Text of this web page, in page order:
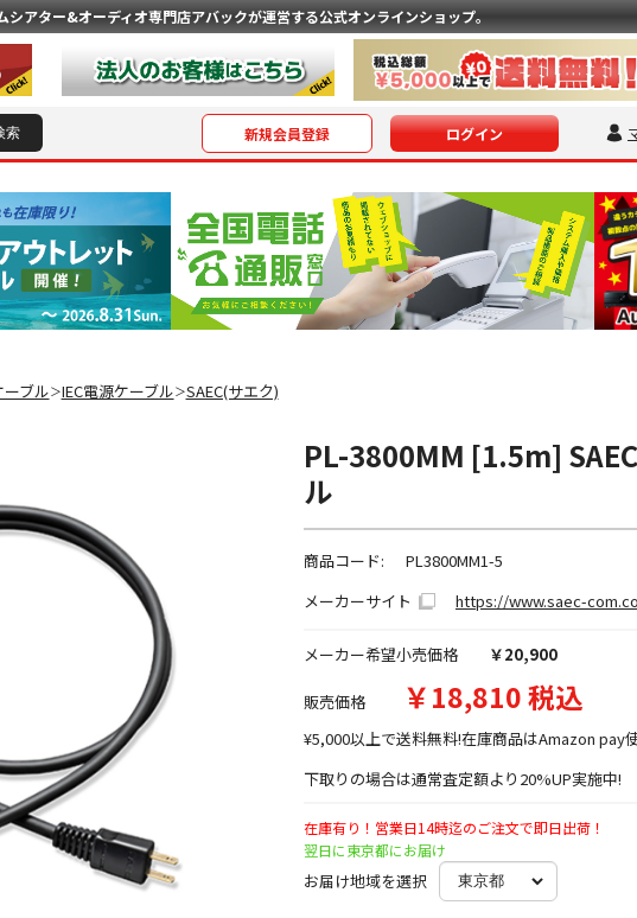
シアター&オーディオ専門店アバックが運営する公式オンラインショップ。
新規会員登録 ログイン
ブル＞IEC電源ケーブル＞SAEC(サエク)
PL-3800MM [1.5m]
ル
商品コード:
PL3800MM1-5
メーカーサイト
https://www.saec-
メーカー希望小売価格 ￥20,900
販売価格 ￥18,810 税込
¥5,000以上で送料無料!在庫商品はAmazon pay
下取りの場合は通常査定額より20%UP実施中!
在庫有り！営業日14時迄のご注文で即日出荷！
翌日に東京都にお届け
お届け地域を選択